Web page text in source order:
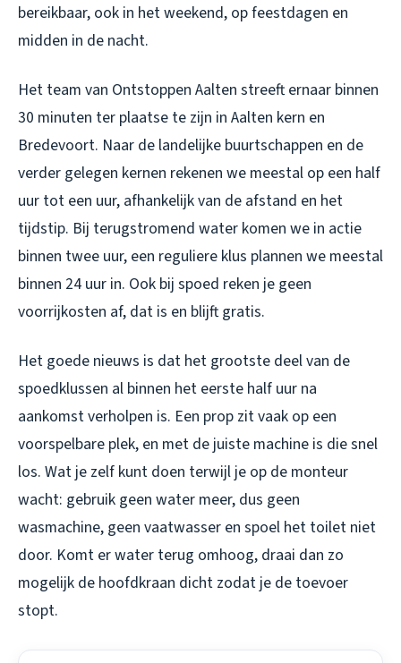
bereikbaar, ook in het weekend, op feestdagen en
midden in de nacht.
Het team van Ontstoppen Aalten streeft ernaar binnen
30 minuten ter plaatse te zijn in Aalten kern en
Bredevoort. Naar de landelijke buurtschappen en de
verder gelegen kernen rekenen we meestal op een half
uur tot een uur, afhankelijk van de afstand en het
tijdstip. Bij terugstromend water komen we in actie
binnen twee uur, een reguliere klus plannen we meestal
binnen 24 uur in. Ook bij spoed reken je geen
voorrijkosten af, dat is en blijft gratis.
Het goede nieuws is dat het grootste deel van de
spoedklussen al binnen het eerste half uur na
aankomst verholpen is. Een prop zit vaak op een
voorspelbare plek, en met de juiste machine is die snel
los. Wat je zelf kunt doen terwijl je op de monteur
wacht: gebruik geen water meer, dus geen
wasmachine, geen vaatwasser en spoel het toilet niet
door. Komt er water terug omhoog, draai dan zo
mogelijk de hoofdkraan dicht zodat je de toevoer
stopt.